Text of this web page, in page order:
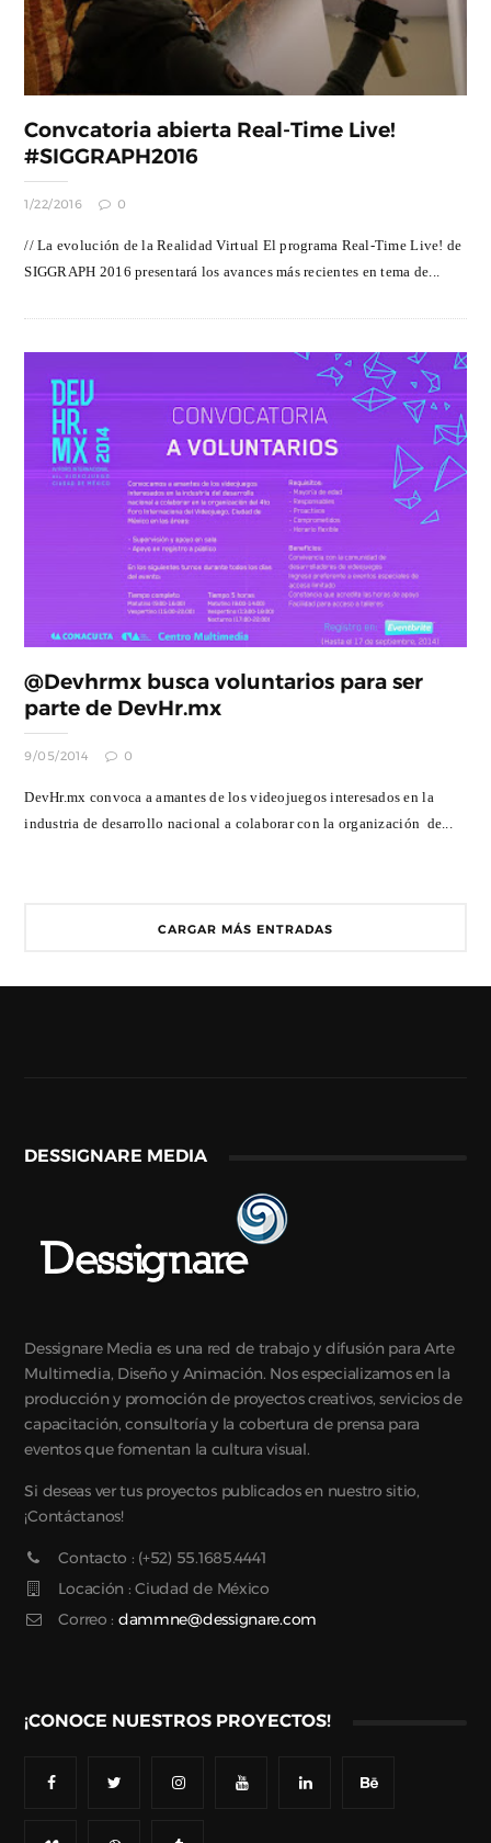
Convcatoria abierta Real-Time Live!
#SIGGRAPH2016
1/22/2016 0
// La evolución de la Realidad Virtual El programa Real-Time Live! de
SIGGRAPH 2016 presentará los avances más recientes en tema de...
@Devhrmx busca voluntarios para ser
parte de DevHr.mx
9/05/2014 0
DevHr.mx convoca a amantes de los videojuegos interesados en la
industria de desarrollo nacional a colaborar con la organización de...
CARGAR MÁS ENTRADAS
DESSIGNARE MEDIA
Dessignare Media es una red de trabajo y difusión para Arte
Multimedia, Diseño y Animación. Nos especializamos en la
producción y promoción de proyectos creativos, servicios de
capacitación, consultoría y la cobertura de prensa para
eventos que fomentan la cultura visual.
Si deseas ver tus proyectos publicados en nuestro sitio,
¡Contáctanos!
Contacto : (+52) 55.1685.4441
Locación : Ciudad de México
Correo : dammne@dessignare.com
¡CONOCE NUESTROS PROYECTOS!